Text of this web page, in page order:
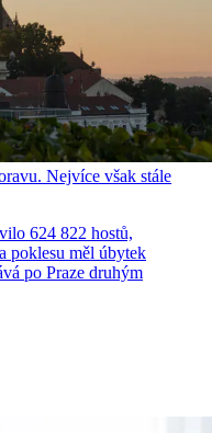
Nejvíce však stále
624 822 hostů,
poklesu měl úbytek
po Praze druhým